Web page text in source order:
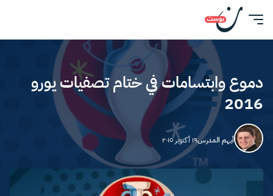
دموع وابتسامات في ختام تصفيات يورو
2016
أيهم المدرس١٩ أكتوبر ٢٠١٥